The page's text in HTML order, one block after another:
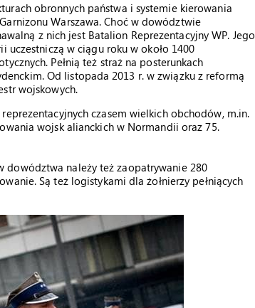
obronnych państwa i systemie kierowania
Warszawa. Choć w dowództwie
z nich jest Batalion Reprezentacyjny WP. Jego
uczestniczą w ciągu roku w około 1400
Pełnią też straż na posterunkach
Od listopada 2013 r. w związku z reformą
wojskowych.
czasem wielkich obchodów, m.in.
wojsk alianckich w Normandii oraz 75.
dowództwa należy też zaopatrywanie 280
Są też logistykami dla żołnierzy pełniących